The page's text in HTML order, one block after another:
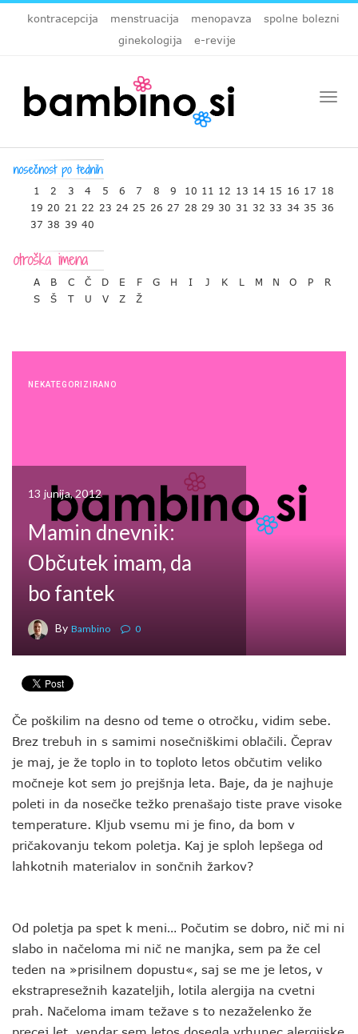
kontracepcija menstruacija menopavza
spolne bolezni
ginekologija
e-revije
1 2 3 4 5 6 7 8 9 10 11 12 13 14 15 16 17 18
19 20 21 22 23 24 25 26 27 28 29 30 31 32 33 34 35 36
37 38 39 40
A B C Č D E F G H I J K L M N O P
R
S
Š T U V Z Ž
NEKATEGORIZIRANO
13 junija, 2012
Mamin dnevnik:
Občutek imam, da
bo fantek
By Bambino 0
Če poškilim na desno od teme o otročku, vidim sebe.
Brez trebuh in s samimi nosečniškimi oblačili. Čeprav
je maj, je že toplo in to toploto letos občutim veliko
močneje kot sem jo prejšnja leta. Baje, da je najhuje
poleti in da nosečke težko prenašajo tiste prave visoke
temperature. Kljub vsemu mi je fino, da bom v
pričakovanju tekom poletja. Kaj je sploh lepšega od
lahkotnih materialov in sončnih žarkov?
Od poletja pa spet k meni… Počutim se dobro, nič mi ni
slabo in načeloma mi nič ne manjka, sem pa že cel
teden na »prisilnem dopustu«, saj se me je letos, v
ekstrapresežnih kazateljih, lotila alergija na cvetni
prah. Načeloma imam težave s to nezaželenko že